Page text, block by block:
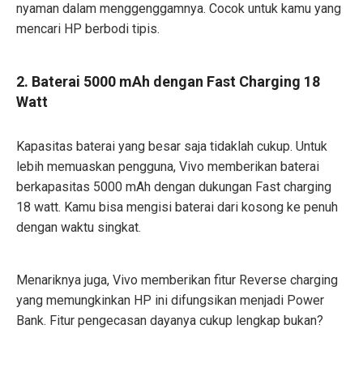
nyaman dalam menggenggamnya. Cocok untuk kamu yang
mencari HP berbodi tipis.
2. Baterai 5000 mAh dengan Fast Charging 18
Watt
Kapasitas baterai yang besar saja tidaklah cukup. Untuk
lebih memuaskan pengguna, Vivo memberikan baterai
berkapasitas 5000 mAh dengan dukungan Fast charging
18 watt. Kamu bisa mengisi baterai dari kosong ke penuh
dengan waktu singkat.
Menariknya juga, Vivo memberikan fitur Reverse charging
yang memungkinkan HP ini difungsikan menjadi Power
Bank. Fitur pengecasan dayanya cukup lengkap bukan?